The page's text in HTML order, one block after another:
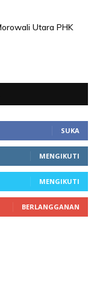
Utara PHK
SUKA
MENGIKUTI
MENGIKUTI
BERLANGGANAN